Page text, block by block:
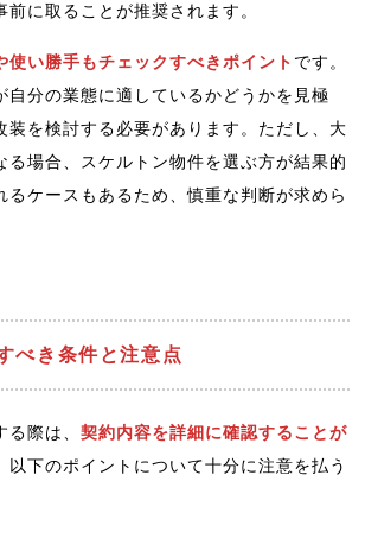
に取ることが推奨されます。
使い勝手もチェックすべきポイント です。
自分の業態に適しているかどうかを見極
装を検討する必要があります。ただし、大
る場合、スケルトン物件を選ぶ方が結果的
るケースもあるため、慎重な判断が求めら
べき条件と注意点
る際は、契約内容を詳細に確認することが
以下のポイントについて十分に注意を払う